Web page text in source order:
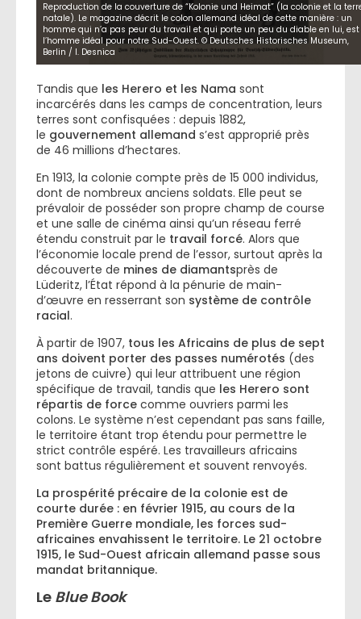
Reproduction de la couverture de “Kolonie und Heimat” (la colonie et la
natale). Le magazine décrit le colon allemand idéal de cette manière : un
homme qui n’a pas peur du travail et qui porte un peu du diable en lui, est
l’homme idéal pour notre Sud-Ouest. © Deutsches Historisches Museum,
Berlin / I. Desnica
Tandis que les Herero et les Nama sont
incarcérés dans les camps de concentration, leurs
terres sont confisquées : depuis 1882,
le gouvernement allemand s’est approprié près
de 46 millions d’hectares.
En 1913, la colonie compte près de 15 000 individus,
dont de nombreux anciens soldats. Elle peut se
prévaloir de posséder son propre champ de course
et une salle de cinéma ainsi qu’un réseau ferré
étendu construit par le travail forcé. Alors que
l’économie locale prend de l’essor, surtout après la
découverte de mines de diamantsprès de
Lüderitz, l’État répond à la pénurie de main-
d’œuvre en resserrant son système de contrôle
racial.
À partir de 1907, tous les Africains de plus de sept
ans doivent porter des passes numérotés (des
jetons de cuivre) qui leur attribuent une région
spécifique de travail, tandis que les Herero sont
répartis de force comme ouvriers parmi les
colons. Le système n’est cependant pas sans faille,
le territoire étant trop étendu pour permettre le
strict contrôle espéré. Les travailleurs africains
sont battus régulièrement et souvent renvoyés.
La prospérité précaire de la colonie est de
courte durée : en février 1915, au cours de la
Première Guerre mondiale, les forces sud-
africaines envahissent le territoire. Le 21 octobre
1915, le Sud-Ouest africain allemand passe sous
mandat britannique.
Le Blue Book